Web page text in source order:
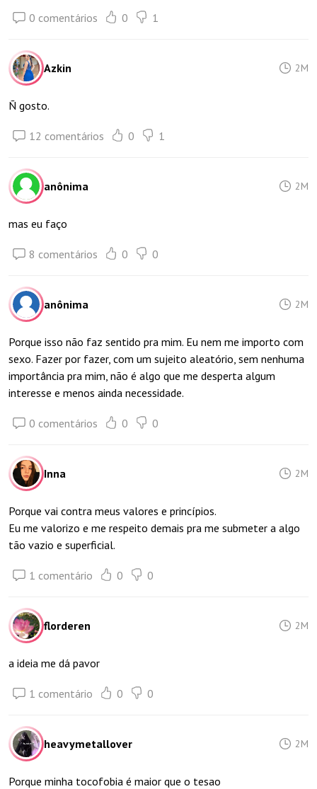
0 comentários 0 1
Azkin 2M
Ñ gosto.
12 comentários 0 1
anônima 2M
mas eu faço
8 comentários 0 0
anônima 2M
Porque isso não faz sentido pra mim. Eu nem me importo com
sexo. Fazer por fazer, com um sujeito aleatório, sem nenhuma
importância pra mim, não é algo que me desperta algum
interesse e menos ainda necessidade.
0 comentários 0 0
Inna 2M
Porque vai contra meus valores e princípios.
Eu me valorizo e me respeito demais pra me submeter a algo
tão vazio e superficial.
1 comentário 0 0
florderen 2M
a ideia me dá pavor
1 comentário 0 0
heavymetallover 2M
Porque minha tocofobia é maior que o tesao